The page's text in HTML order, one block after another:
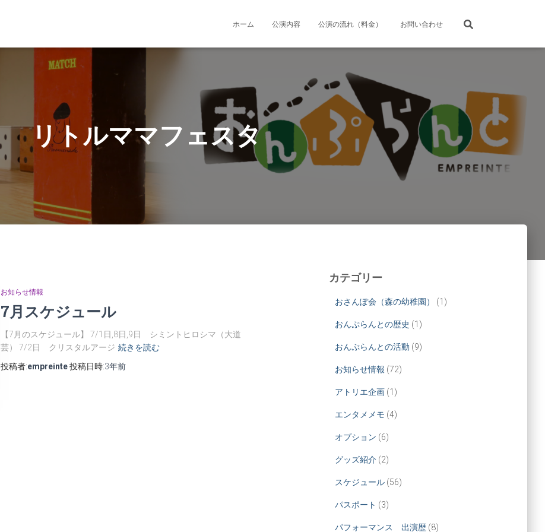
ホーム 公演内容 公演の流れ（料金） お問い合わせ
リトルママフェスタ
お知らせ情報
7月スケジュール
【7月のスケジュール】 7/1日,8日,9日 シミントヒロシマ（大道
芸） 7/2日 クリスタルアージ 続きを読む
投稿者:empreinte投稿日時:3年前
カテゴリー
おさんぽ会（森の幼稚園） (1)
おんぷらんとの歴史 (1)
おんぷらんとの活動 (9)
お知らせ情報 (72)
アトリエ企画(1)
エンタメメモ (4)
オプション (6)
グッズ紹介 (2)
スケジュール(56)
パスポート (3)
パフォーマンス 出演歴(8)